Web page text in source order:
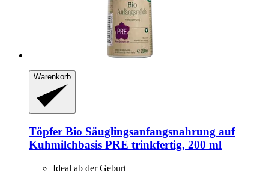
Warenkorb
Töpfer Bio Säuglingsanfangsnahrung auf
Kuhmilchbasis PRE trinkfertig, 200 ml
Ideal ab der Geburt